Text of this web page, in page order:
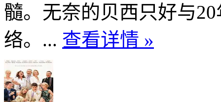
髓。无奈的贝西只好与
络。... 查看详情 »